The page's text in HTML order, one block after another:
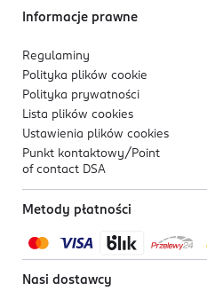
Informacje prawne
Regulaminy
Polityka plików cookie
Polityka prywatności
Lista plików cookies
Ustawienia plików cookies
Punkt kontaktowy/ Point
of contact DSA
Metody płatności
Nasi dostawcy